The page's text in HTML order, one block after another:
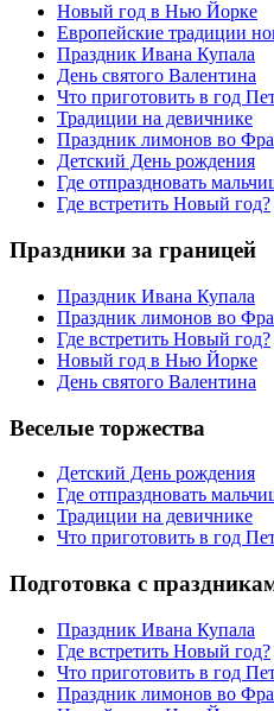
Новый год в Нью Йорке
Европейские традиции
Праздник Ивана Купала
День святого Валентина
Что приготовить в год
Традиции на девичнике
Праздник лимонов во
Детский День рождения
Где отпраздновать
Где встретить Новый год?
Праздники за границей
Праздник Ивана Купала
Праздник лимонов во
Где встретить Новый год?
Новый год в Нью Йорке
День святого Валентина
Веселые торжества
Детский День рождения
Где отпраздновать
Традиции на девичнике
Что приготовить в год
Подготовка с
Праздник Ивана Купала
Где встретить Новый год?
Что приготовить в год
Праздник лимонов во